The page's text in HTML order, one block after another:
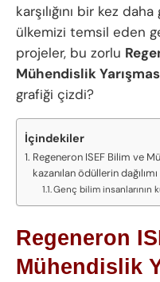
karşılığını bir kez
ülkemizi temsil eden
projeler, bu zorlu
Mühendislik
grafiği çizdi?
İçindekiler
Regeneron ISEF Bilim ve
kazanılan ödüllerin dağılımı
Genç bilim insanlarının
Regeneron
Mühendislik